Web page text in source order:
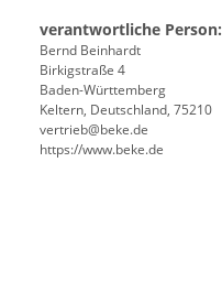
verantwortliche Person:
Bernd Beinhardt
Birkigstraße 4
Baden-Württemberg
Keltern, Deutschland, 75210
vertrieb@beke.de
https://www.beke.de